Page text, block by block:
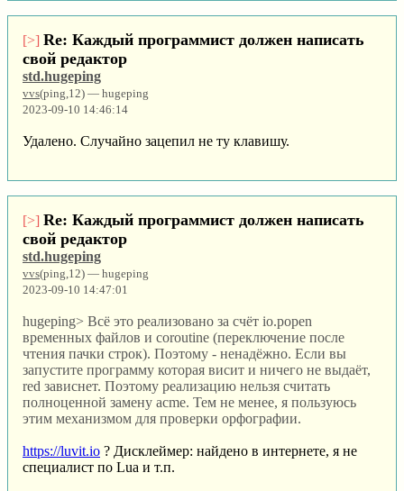
[>] Re: Каждый программист должен написать
свой редактор
std.hugeping
vvs(ping,12) — hugeping
2023-09-10 14:46:14
Удалено. Случайно зацепил не ту клавишу.
[>] Re: Каждый программист должен написать
свой редактор
std.hugeping
vvs(ping,12) — hugeping
2023-09-10 14:47:01
hugeping> Всё это реализовано за счёт io.popen
временных файлов и coroutine (переключение после
чтения пачки строк). Поэтому - ненадёжно. Если вы
запустите программу которая висит и ничего не выдаёт,
red зависнет. Поэтому реализацию нельзя считать
полноценной замену acme. Тем не менее, я пользуюсь
этим механизмом для проверки орфографии.
https://luvit.io ? Дисклеймер: найдено в интернете, я не
специалист по Lua и т.п.